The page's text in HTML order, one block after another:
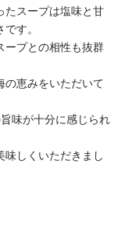
たスープは塩味と甘
す。
ープとの相性も抜群
の恵みをいただいて
味が十分に感じられ
味しくいただきまし